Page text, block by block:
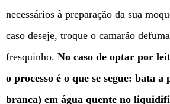
necessários à preparação da sua
caso deseje, troque o camarão
fresquinho. No caso de optar por
o processo é o que se segue: bata
branca) em água quente no